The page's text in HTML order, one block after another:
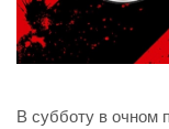
В субботу в очном